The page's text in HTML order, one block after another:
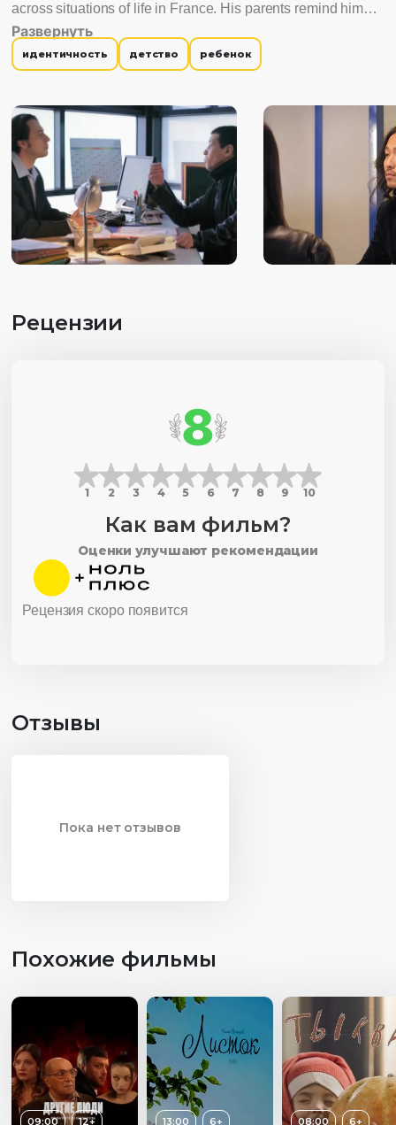
across situations of life in France. His parents remind him
the origin of his first name, from the messenger of Islam
Развернуть
идентичность детство ребенок
Рецензии
8
1 2 3 4 5 6 7 8 9 10
Как вам фильм?
Оценки улучшают рекомендации
Рецензия скоро появится
Отзывы
Пока нет отзывов
Похожие фильмы
09:00 12+ 13:00 6+ 08:00 6+